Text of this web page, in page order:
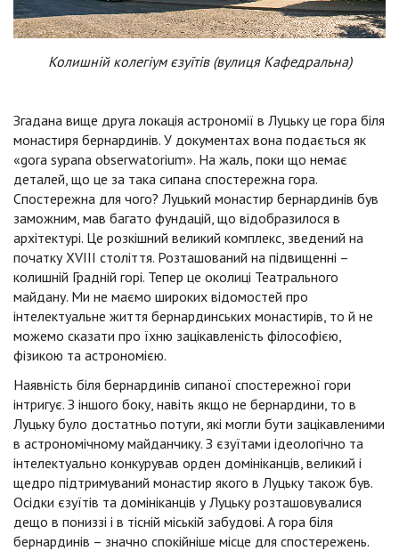
Колишній колегіум єзуїтів (вулиця Кафедральна)
Згадана вище друга локація астрономії в Луцьку це гора біля
монастиря бернардинів. У документах вона подається як
«gora sypana obserwatorium». На жаль, поки що немає
деталей, що це за така сипана спостережна гора.
Спостережна для чого? Луцький монастир бернардинів був
заможним, мав багато фундацій, що відобразилося в
архітектурі. Це розкішний великий комплекс, зведений на
початку XVIII століття. Розташований на підвищенні –
колишній Градній горі. Тепер це околиці Театрального
майдану. Ми не маємо широких відомостей про
інтелектуальне життя бернардинських монастирів, то й не
можемо сказати про їхню зацікавленість філософією,
фізикою та астрономією.
Наявність біля бернардинів сипаної спостережної гори
інтригує. З іншого боку, навіть якщо не бернардини, то в
Луцьку було достатньо потуги, які могли бути зацікавленими
в астрономічному майданчику. З єзуїтами ідеологічно та
інтелектуально конкурував орден домініканців, великий і
щедро підтримуваний монастир якого в Луцьку також був.
Осідки єзуїтів та домініканців у Луцьку розташовувалися
дещо в пониззі і в тісній міській забудові. А гора біля
бернардинів – значно спокійніше місце для спостережень.